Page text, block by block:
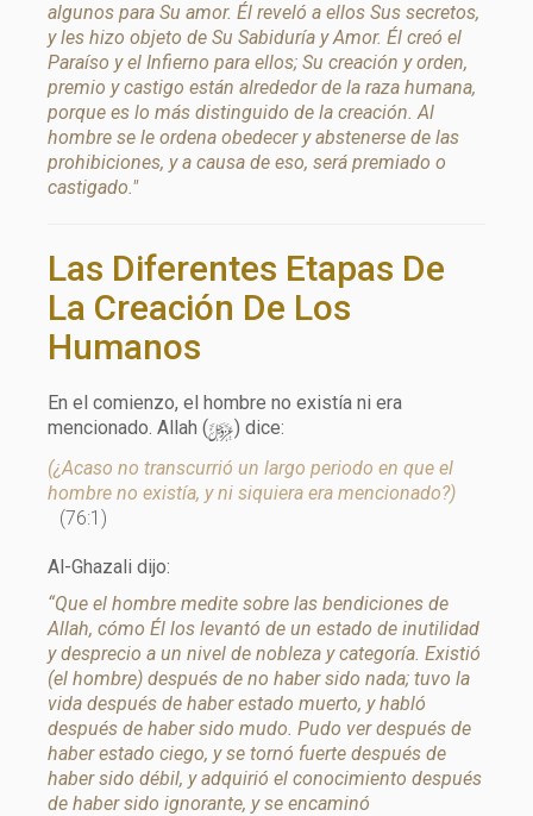
algunos para Su amor. Él reveló a ellos Sus secretos,
y les hizo objeto de Su Sabiduría y Amor. Él creó el
Paraíso y el Infierno para ellos; Su creación y orden,
premio y castigo están alrededor de la raza humana,
porque es lo más distinguido de la creación. Al
hombre se le ordena obedecer y abstenerse de las
prohibiciones, y a causa de eso, será premiado o
castigado."
Las Diferentes Etapas De
La Creación De Los
Humanos
En el comienzo, el hombre no existía ni era
mencionado. Allah (y) dice:
(¿Acaso no transcurrió un largo periodo en que el
hombre no existía, y ni siquiera era mencionado?)
(76:1)
Al-Ghazali dijo:
“Que el hombre medite sobre las bendiciones de
Allah, cómo Él los levantó de un estado de inutilidad
y desprecio a un nivel de nobleza y categoría. Existió
(el hombre) después de no haber sido nada; tuvo la
vida después de haber estado muerto, y habló
después de haber sido mudo. Pudo ver después de
haber estado ciego, y se tornó fuerte después de
haber sido débil, y adquirió el conocimiento después
de haber sido ignorante, y se encaminó